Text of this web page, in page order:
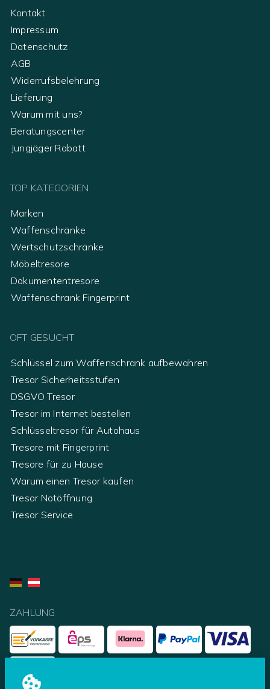
Kontakt
Impressum
Datenschutz
AGB
Widerrufsbelehrung
Lieferung
Warum mit uns?
Beratungscenter
Jungjäger Rabatt
TOP KATEGORIEN
Marken
Waffenschränke
Wertschutzschränke
Möbeltresore
Dokumententresore
Waffenschrank Fingerprint
OFT GESUCHT
Schlüssel zum Waffenschrank aufbewahren
Tresor Sicherheitsstufen
DSGVO Tresor
Tresor im Internet bestellen
Schlüsseltresor für Autohaus
Tresore mit Fingerprint
Tresore für zu Hause
Warum einen Tresor kaufen
Tresor Notöffnung
Tresor Service
ZAHLUNG